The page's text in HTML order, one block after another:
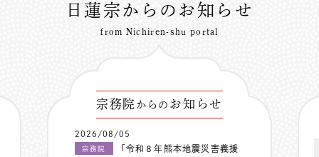
日蓮宗からのお知らせ
from Nichiren-shu portal
宗務院 からの お知らせ
2026/08/05
宗務院
「令和８年熊本地震災害義援